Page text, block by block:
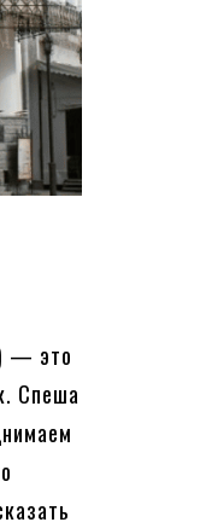
— это
Спеша